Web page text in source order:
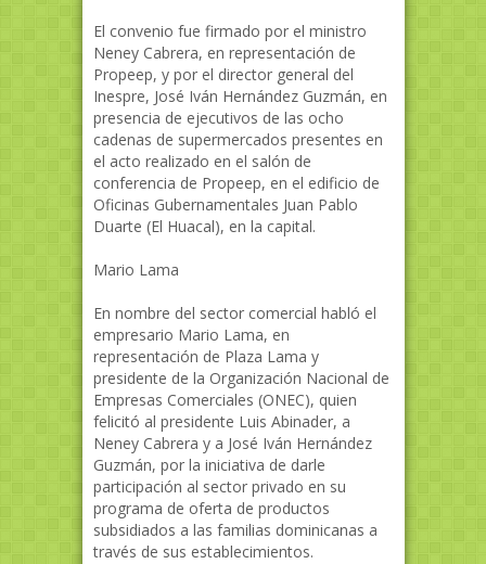
El convenio fue firmado por el ministro
Neney Cabrera, en representación de
Propeep, y por el director general del
Inespre, José Iván Hernández Guzmán, en
presencia de ejecutivos de las ocho
cadenas de supermercados presentes en
el acto realizado en el salón de
conferencia de Propeep, en el edificio de
Oficinas Gubernamentales Juan Pablo
Duarte (El Huacal), en la capital.
Mario Lama
En nombre del sector comercial habló el
empresario Mario Lama, en
representación de Plaza Lama y
presidente de la Organización Nacional de
Empresas Comerciales (ONEC), quien
felicitó al presidente Luis Abinader, a
Neney Cabrera y a José Iván Hernández
Guzmán, por la iniciativa de darle
participación al sector privado en su
programa de oferta de productos
subsidiados a las familias dominicanas a
través de sus establecimientos.